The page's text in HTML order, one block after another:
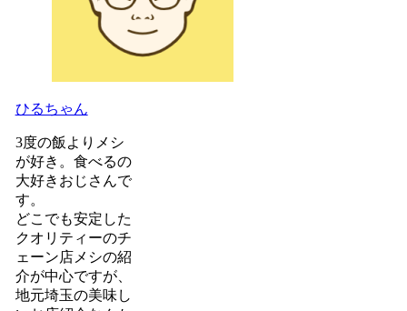
ひるちゃん
3度の飯よりメシ
が好き。食べるの
大好きおじさんで
す。
どこでも安定した
クオリティーのチ
ェーン店メシの紹
介が中心ですが、
地元埼玉の美味し